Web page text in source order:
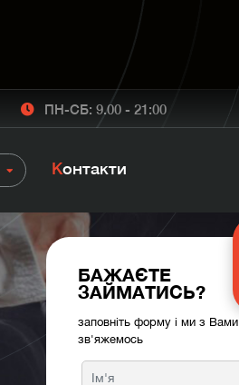
ПН-СБ: 9.00 - 21:00
Контакти
БАЖАЄТЕ
ЗАЙМАТИСЬ?
заповніть форму і ми з Вами
зв'яжемось